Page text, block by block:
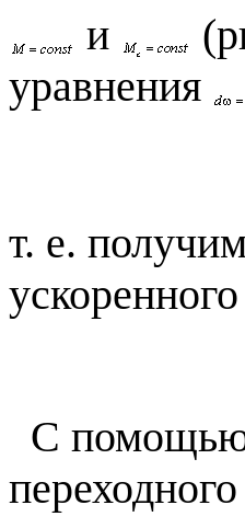
и
уравнения
т. е.
С помощью